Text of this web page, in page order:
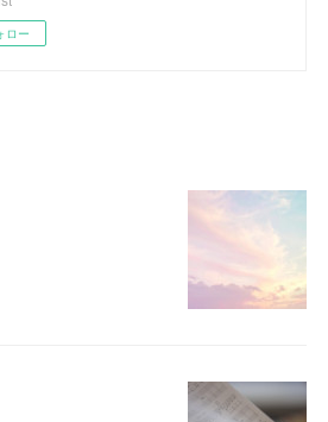
ロー